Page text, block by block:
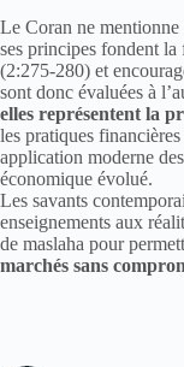
Le Coran ne mentionne
ses principes fondent
(2:275-280) et
sont donc évaluées à
elles représentent la
les pratiques
application moderne
économique évolué.
Les savants
enseignements aux
de maslaha pour
marchés sans